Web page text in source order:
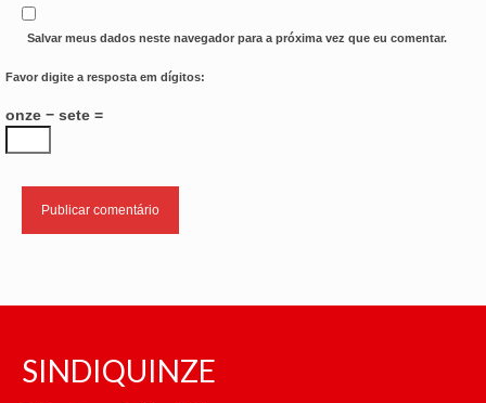
Salvar meus dados neste navegador para a próxima vez que eu comentar.
Favor digite a resposta em dígitos:
onze − sete =
SINDIQUINZE